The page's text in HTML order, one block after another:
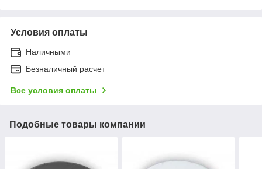
Условия оплаты
Наличными
Безналичный расчет
Все условия оплаты
Подобные товары компании